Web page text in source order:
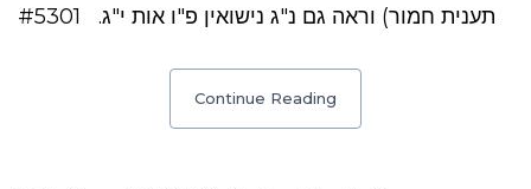
תענית חמור) וראה גם נ"ג נישואין פ"ו אות י"ג. #5301
Continue Reading